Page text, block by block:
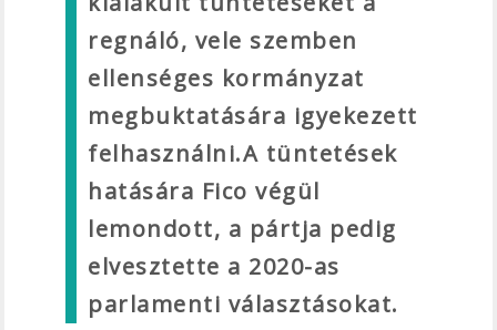
regnáló, vele szemben
ellenséges kormányzat
megbuktatására igyekezett
felhasználni.A tüntetések
hatására Fico végül
lemondott, a pártja pedig
elvesztette a 2020-as
parlamenti választásokat.